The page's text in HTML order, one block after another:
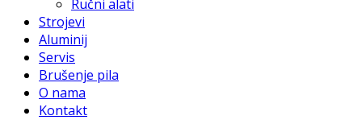
Ručni alati
Strojevi
Aluminij
Servis
Brušenje pila
O nama
Kontakt